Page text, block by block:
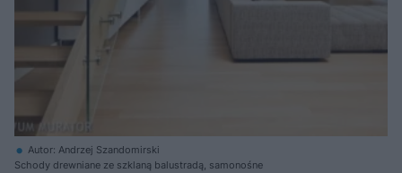
Autor: Andrzej Szandomirski
Schody drewniane ze szklaną balustradą, samonośne